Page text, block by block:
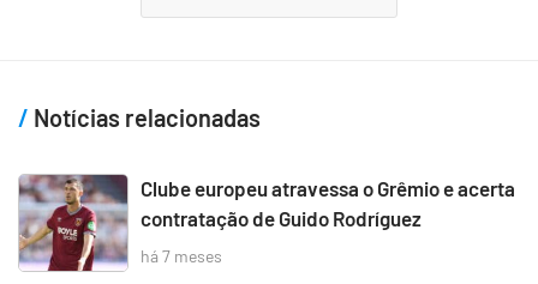
Notícias relacionadas
Clube europeu atravessa o Grêmio e acerta
contratação de Guido Rodríguez
há 7 meses